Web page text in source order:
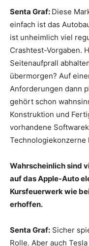
Senta Graf: Diese
einfach ist das
ist unheimlich viel
Crashtest-Vorgaben.
Seitenaufprall
übermorgen? Auf
Anforderungen dann
gehört schon
Konstruktion und
vorhandene
Technologiekonzerne
Wahrscheinlich sind
auf das Apple-Auto
Kursfeuerwerk wie
erhoffen.
Senta Graf: Sicher
Rolle. Aber auch